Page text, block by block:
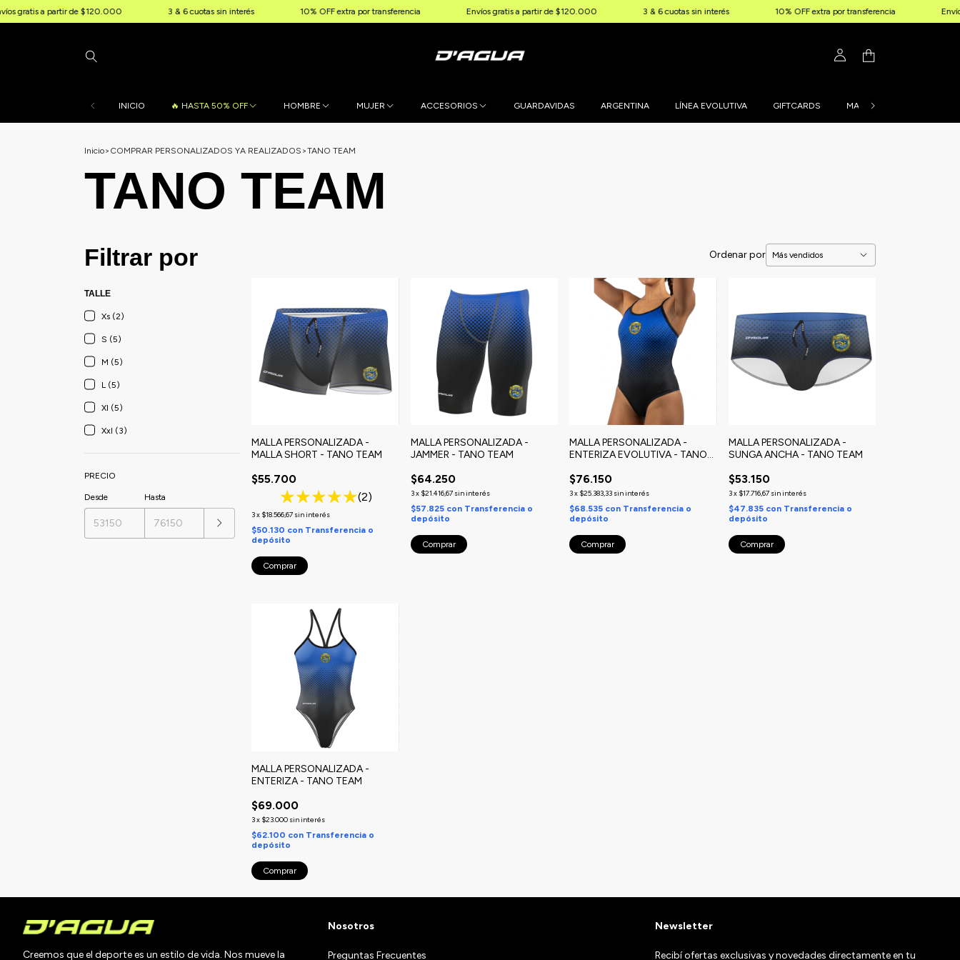
a partir de $120.000 3 & 6 cuotas sin interés 10% OFF extra por transferencia Envíos gratis a partir de $120.000 3 & 6 cuotas sin interés 10% OFF extra por transferencia Envíos
INICIO 🔥 HASTA 50% OFF HOMBRE MUJER ACCESORIOS GUARDAVIDAS ARGENTINA LÍNEA EVOLUTIVA GIFTCARDS MALLAS PERSONALIZADAS
Inicio> COMPRAR PERSONALIZADOS YA REALIZADOS >TANO TEAM
TANO TEAM
Filtrar por
TALLE
Xs (2)
S (5)
M (5)
L (5)
Xl (5)
Xxl (3)
PRECIO
Desde Hasta
Ordenar por
MALLA PERSONALIZADA -
MALLA SHORT - TANO TEAM
$55.700
(2)
3x $18.566,67 sin interés
$50.130 con Transferencia o
depósito
Comprar
MALLA PERSONALIZADA -
JAMMER - TANO TEAM
$64.250
3x $21.416,67 sin interés
$57.825 con Transferencia o
depósito
Comprar
MALLA PERSONALIZADA -
ENTERIZA EVOLUTIVA - TANO
$76.150
3x $25.383,33 sin interés
$68.535 con Transferencia o
depósito
Comprar
MALLA PERSONALIZADA -
SUNGA ANCHA - TANO TEAM
$53.150
3x $17.716,67 sin interés
$47.835 con Transferencia o
depósito
Comprar
MALLA PERSONALIZADA -
ENTERIZA - TANO TEAM
$69.000
3x $23.000 sin interés
$62.100 con Transferencia o
depósito
Comprar
Creemos que el deporte es un estilo de vida. Nos mueve la
Nosotros
Preguntas Frecuentes
Newsletter
Recibí ofertas exclusivas y novedades directamente en tu